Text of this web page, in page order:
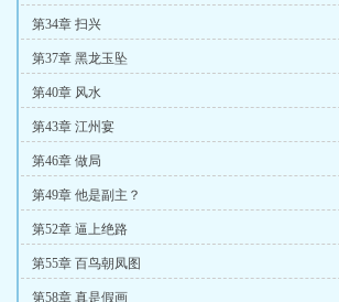
第34章 扫兴
第37章 黑龙玉坠
第40章 风水
第43章 江州宴
第46章 做局
第49章 他是副主？
第52章 逼上绝路
第55章 百鸟朝凤图
第58章 真是假画